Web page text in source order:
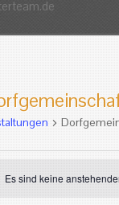
Es sind keine